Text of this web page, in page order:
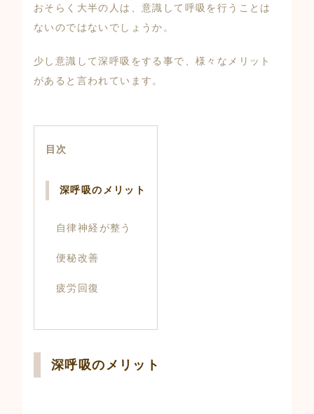
おそらく大半の人は、意識して呼吸を行うことは
ないのではないでしょうか。
少し意識して深呼吸をする事で、様々なメリット
があると言われています。
目次
深呼吸のメリット
自律神経が整う
便秘改善
疲労回復
深呼吸のメリット